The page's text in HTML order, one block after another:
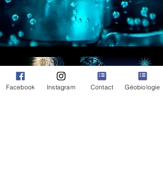
Facebook Instagram Contact Géobiologie